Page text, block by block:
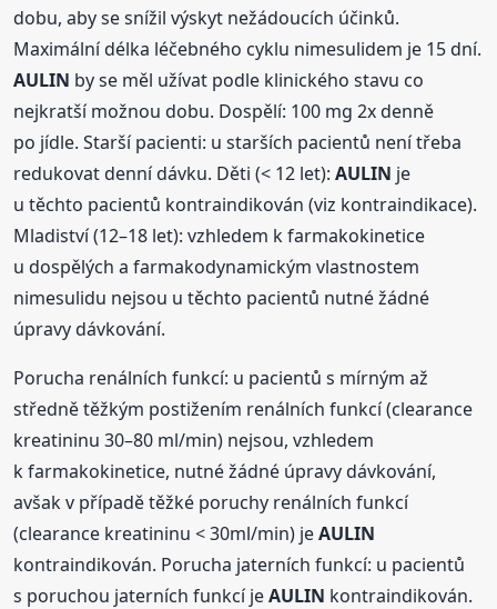
dobu, aby se snížil výskyt nežádoucích účinků.
Maximální délka léčebného cyklu nimesulidem je 15 dní.
AULIN by se měl užívat podle klinického stavu co
nejkratší možnou dobu. Dospělí: 100 mg 2x denně
po jídle. Starší pacienti: u starších pacientů není třeba
redukovat denní dávku. Děti (< 12 let):AULIN je
u těchto pacientů kontraindikován (viz kontraindikace).
Mladiství (12–18 let): vzhledem k farmakokinetice
u dospělých a farmakodynamickým vlastnostem
nimesulidu nejsou u těchto pacientů nutné žádné
úpravy dávkování.
Porucha renálních funkcí: u pacientů s mírným až
středně těžkým postižením renálních funkcí (clearance
kreatininu 30–80 ml/min) nejsou, vzhledem
k farmakokinetice, nutné žádné úpravy dávkování,
avšak v případě těžké poruchy renálních funkcí
(clearance kreatininu < 30ml/min) jeAULIN
kontraindikován. Porucha jaterních funkcí: u pacientů
s poruchou jaterních funkcí jeAULIN kontraindikován.